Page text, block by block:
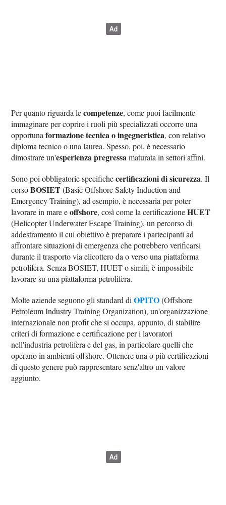
Per quanto riguarda lecompetenze, come puoi facilmente
immaginare per coprire i ruoli più specializzati occorre una
opportunaformazione tecnica o ingegneristica, con relativo
diploma tecnico o una laurea. Spesso, poi, è necessario
dimostrare un'esperienza pregressamaturata in settori affini.
Sono poi obbligatorie specifichecertificazioni di sicurezza. Il
corsoBOSIET(Basic Offshore Safety Induction and
Emergency Training), ad esempio, è necessaria per poter
lavorare in mare eoffshore, così come la certificazioneHUET
(Helicopter Underwater Escape Training), un percorso di
addestramento il cui obiettivo è preparare i partecipanti ad
affrontare situazioni di emergenza che potrebbero verificarsi
durante il trasporto via elicottero da o verso una piattaforma
petrolifera. Senza BOSIET, HUET o simili, è impossibile
lavorare su una piattaforma petrolifera.
Molte aziende seguono gli standard diOPITO(Offshore
Petroleum Industry Training Organization), un'organizzazione
internazionale non profit che si occupa, appunto, di stabilire
criteri di formazione e certificazione per i lavoratori
nell'industria petrolifera e del gas, in particolare quelli che
operano in ambienti offshore. Ottenere una o più certificazioni
di questo genere può rappresentare senz'altro un valore
aggiunto.